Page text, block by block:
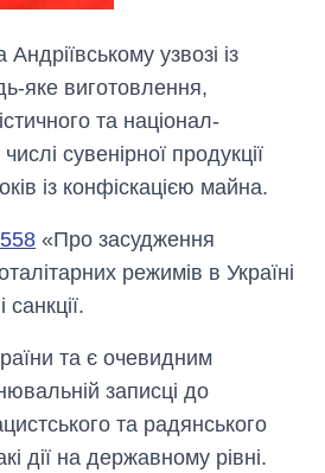
узвозі із
яке виготовлення,
та націонал-
сувенірної продукції
із конфіскацією майна.
«Про засудження
режимів в Україні
та є очевидним
записці до
та радянського
дії на державному рівні.